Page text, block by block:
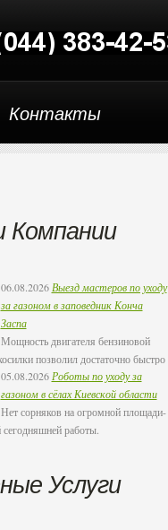
Контакты
Компании
06.08.2026 Выезд мастеров по уходу
за газоном в заповедник Конча
Заспа
Мощность двигателя бензиновой
позволил достаточно быстро
участок в 250 соток всего за два
05.08.2026 Роботы по уходу за
газоном в сёлах Киевской области
Нет сорняков на огромной площади-
сегодняшней работы.
Услуги